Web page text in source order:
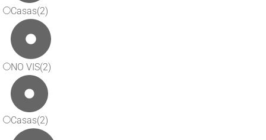
Casas(2)
NO VIS(2)
Casas(2)